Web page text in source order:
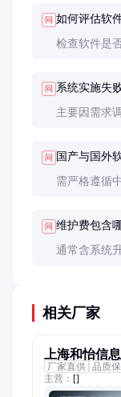
问 如何评估软
检查软件是
问 系统实施失
主要因需求
问 国产与国外
需严格遵循
问 维护费包含
通常含系统
相关厂家
上海和怡信
厂家直供 品质
主营： []